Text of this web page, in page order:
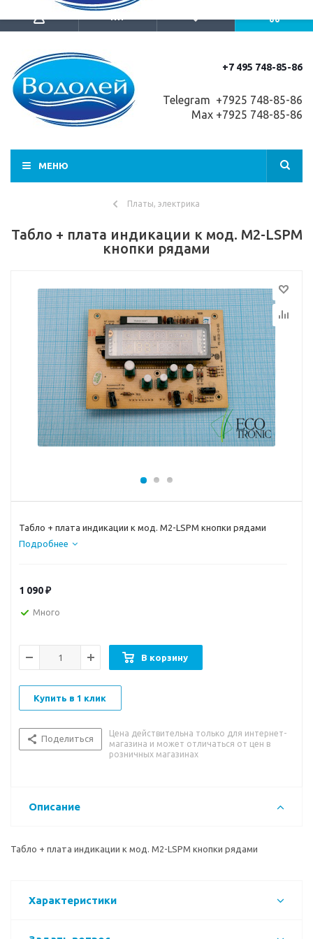
+7 495 748-85-86
Telegram +7925 748-85-86
Max +7925 748-85-86
МЕНЮ
Платы, электрика
Табло + плата индикации к мод. M2-LSPM
кнопки рядами
Табло + плата индикации к мод. M2-LSPM кнопки рядами
Подробнее
1 090₽
Много
В корзину
Купить в 1 клик
Поделиться
Цена действительна только для интернет-
магазина и может отличаться от цен в
розничных магазинах
Описание
Табло + плата индикации к мод. M2-LSPM кнопки рядами
Характеристики